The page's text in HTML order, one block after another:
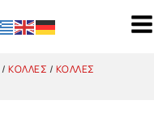
/ ΚΌΛΛΕΣ / ΚΌΛΛΕΣ